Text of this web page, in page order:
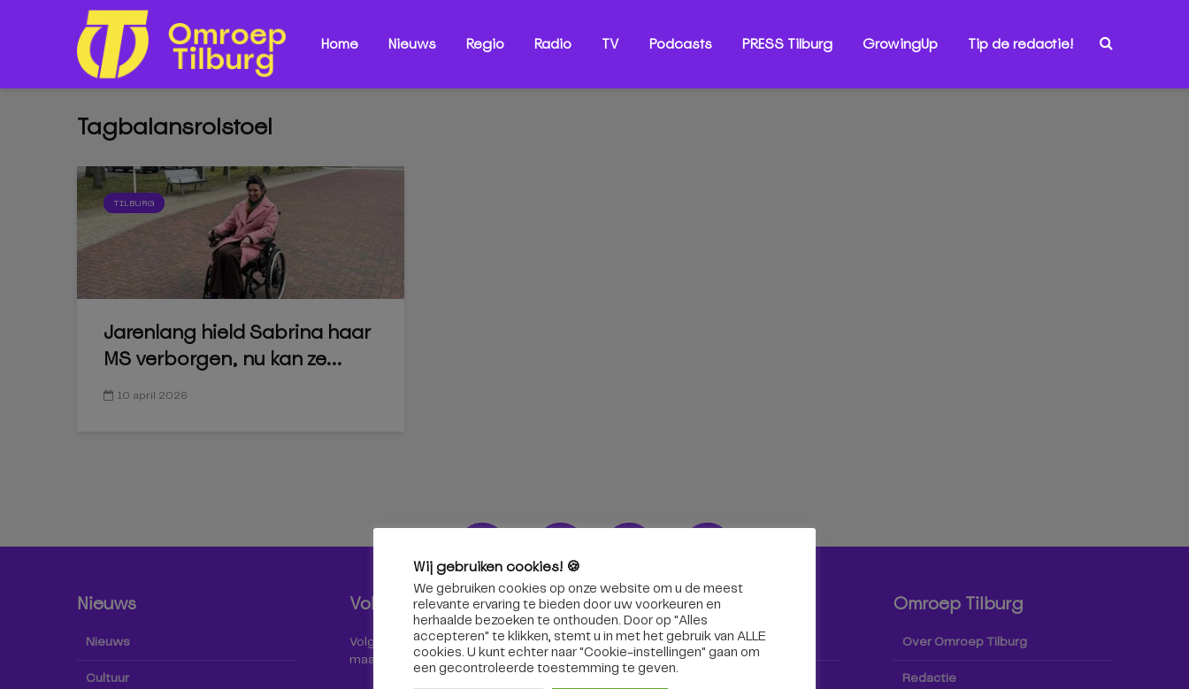
Home Nieuws Regio Radio TV Podcasts PRESS Tilburg GrowingUp Tip de redactie!
Tagbalansrolstoel
TILBURG
Jarenlang hield Sabrina haar
MS verborgen, nu kan ze...
10 april 2026
Nieuws
Nieuws
Cultuur
Volg ons!
Volg Omroep Tilburg niet alleen hier,
maar ook via social media!
Radio & TV
Kijk tv
Radio
Omroep Tilburg
Over Omroep Tilburg
Redactie
Wij gebruiken cookies! 🍪
We gebruiken cookies op onze website om u de meest
relevante ervaring te bieden door uw voorkeuren en
herhaalde bezoeken te onthouden. Door op "Alles
accepteren" te klikken, stemt u in met het gebruik van ALLE
cookies. U kunt echter naar "Cookie-instellingen" gaan om
een ​​gecontroleerde toestemming te geven.